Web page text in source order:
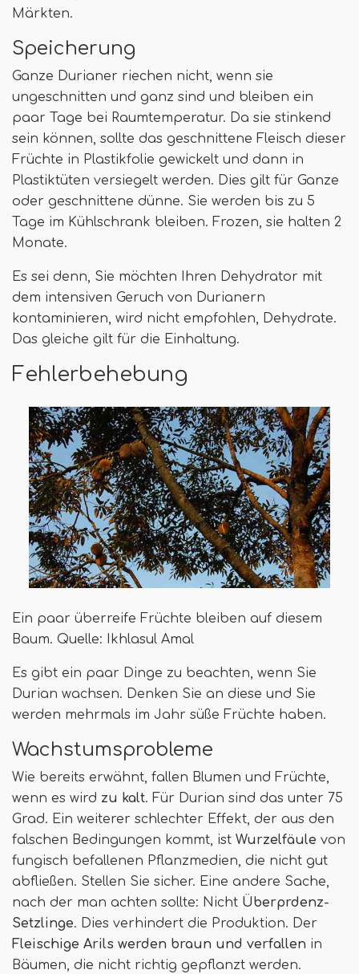
Märkten.
Speicherung
Ganze Durianer riechen nicht, wenn sie
ungeschnitten und ganz sind und bleiben ein
paar Tage bei Raumtemperatur. Da sie stinkend
sein können, sollte das geschnittene Fleisch dieser
Früchte in Plastikfolie gewickelt und dann in
Plastiktüten versiegelt werden. Dies gilt für Ganze
oder geschnittene dünne. Sie werden bis zu 5
Tage im Kühlschrank bleiben. Frozen, sie halten 2
Monate.
Es sei denn, Sie möchten Ihren Dehydrator mit
dem intensiven Geruch von Durianern
kontaminieren, wird nicht empfohlen, Dehydrate.
Das gleiche gilt für die Einhaltung.
Fehlerbehebung
Ein paar überreife Früchte bleiben auf diesem
Baum. Quelle: Ikhlasul Amal
Es gibt ein paar Dinge zu beachten, wenn Sie
Durian wachsen. Denken Sie an diese und Sie
werden mehrmals im Jahr süße Früchte haben.
Wachstumsprobleme
Wie bereits erwähnt, fallen Blumen und Früchte,
wenn es wird zu kalt. Für Durian sind das unter 75
Grad. Ein weiterer schlechter Effekt, der aus den
falschen Bedingungen kommt, ist Wurzelfäule von
fungisch befallenen Pflanzmedien, die nicht gut
abfließen. Stellen Sie sicher. Eine andere Sache,
nach der man achten sollte: Nicht Überprdenz-
Setzlinge. Dies verhindert die Produktion. Der
Fleischige Arils werden braun und verfallen in
Bäumen, die nicht richtig gepflanzt werden.